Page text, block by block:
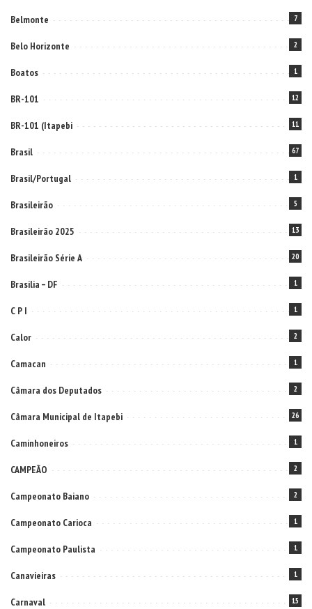
Belmonte 7
Belo Horizonte 2
Boatos 1
BR-101 12
BR-101 (Itapebi 11
Brasil 67
Brasil/Portugal 1
Brasileirão 5
Brasileirão 2025 13
Brasileirão Série A 20
Brasilia – DF 1
C P I 1
Calor 2
Camacan 1
Câmara dos Deputados 2
Câmara Municipal de Itapebi 26
Caminhoneiros 1
CAMPEÃO 2
Campeonato Baiano 2
Campeonato Carioca 1
Campeonato Paulista 1
Canavieiras 1
Carnaval 15